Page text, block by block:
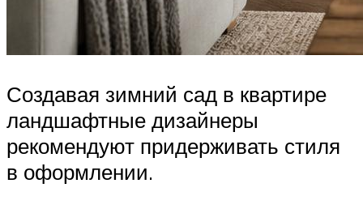
Создавая зимний сад в квартире
ландшафтные дизайнеры
рекомендуют придерживать стиля
в оформлении.